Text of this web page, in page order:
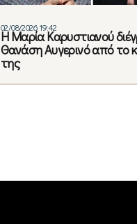
02/08/2026 19:42
Η Μαρία Καρυστιανού
Θανάση Αυγερινό από το
της